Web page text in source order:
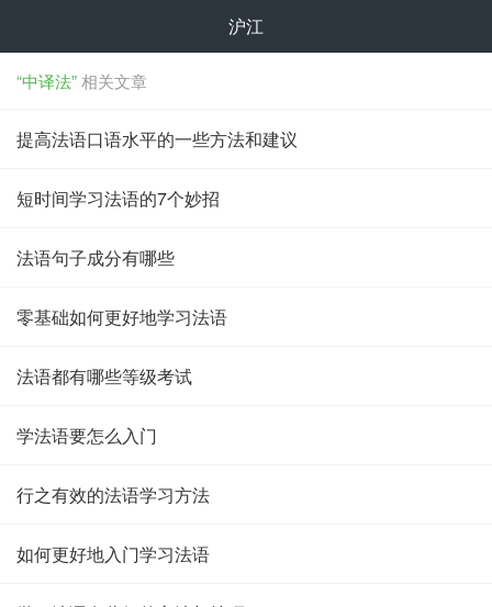
沪江
“中译法”相关文章
提高法语口语水平的一些方法和建议
短时间学习法语的7个妙招
法语句子成分有哪些
零基础如何更好地学习法语
法语都有哪些等级考试
学法语要怎么入门
行之有效的法语学习方法
如何更好地入门学习法语